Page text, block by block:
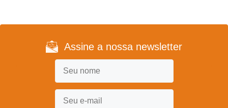
Assine a nossa newsletter